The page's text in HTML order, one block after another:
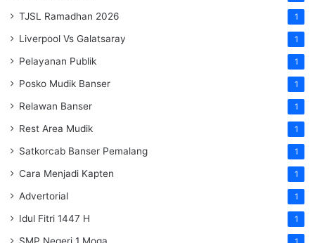
TJSL Ramadhan 2026 1
Liverpool Vs Galatsaray 1
Pelayanan Publik 1
Posko Mudik Banser 1
Relawan Banser 1
Rest Area Mudik 1
Satkorcab Banser Pemalang 1
Cara Menjadi Kapten 1
Advertorial 1
Idul Fitri 1447 H 1
SMP Negeri 1 Moga